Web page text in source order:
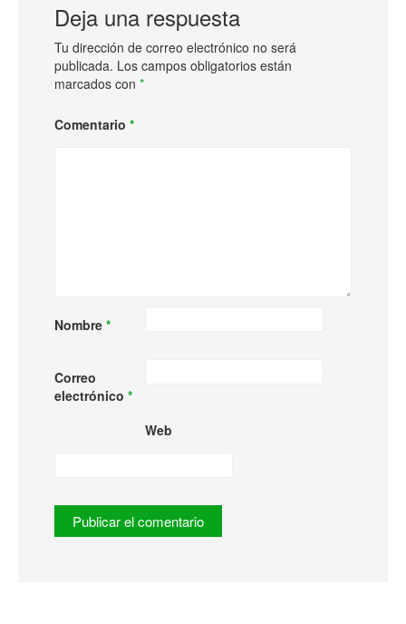
Deja una respuesta
Tu dirección de correo electrónico no será
publicada. Los campos obligatorios están
marcados con *
Comentario *
Nombre *
Correo
electrónico *
Web